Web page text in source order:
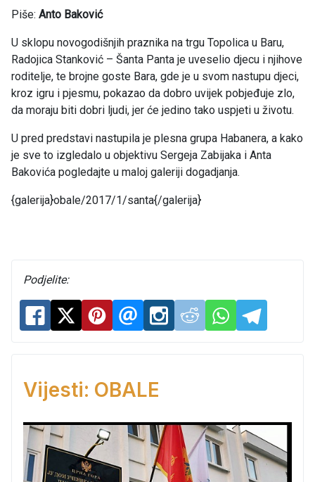
Piše: Anto Baković
U sklopu novogodišnjih praznika na trgu Topolica u Baru,
Radojica Stanković – Šanta Panta je uveselio djecu i njihove
roditelje, te brojne goste Bara, gde je u svom nastupu djeci,
kroz igru i pjesmu, pokazao da dobro uvijek pobjeđuje zlo,
da moraju biti dobri ljudi, jer će jedino tako uspjeti u životu.
U pred predstavi nastupila je plesna grupa Habanera, a kako
je sve to izgledalo u objektivu Sergeja Zabijaka i Anta
Bakovića pogledajte u maloj galeriji dogadjanja.
{galerija}obale/2017/1/santa{/galerija}
Podjelite:
Vijesti: OBALE